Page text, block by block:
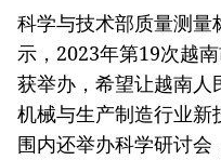
科学与技术部质量测量
示，2023年第19次越
获举办，希望让越南
机械与生产制造行业
围内还举办科学研讨会